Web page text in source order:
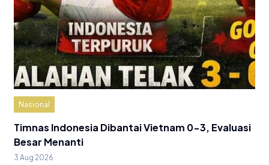
Nasional
Timnas Indonesia Dibantai Vietnam 0-3, Evaluasi
Besar Menanti
3 Aug 2026